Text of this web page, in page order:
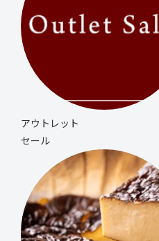
アウトレット
セール